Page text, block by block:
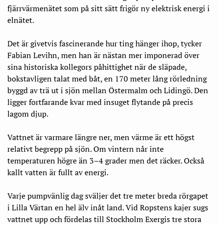
fjärrvärmenätet som på sitt sätt frigör ny elektrisk energi i
elnätet.
Det är givetvis fascinerande hur ting hänger ihop, tycker
Fabian Levihn, men han är nästan mer imponerad över
sina historiska kollegors påhittighet när de släpade,
bokstavligen talat med båt, en 170 meter lång rörledning
byggd av trä ut i sjön mellan Östermalm och Lidingö. Den
ligger fortfarande kvar med insuget flytande på precis
lagom djup.
Vattnet är varmare längre ner, men värme är ett högst
relativt begrepp på sjön. Om vintern når inte
temperaturen högre än 3–4 grader men det räcker. Också
kallt vatten är fullt av energi.
Varje pumpvänlig dag sväljer det tre meter breda rörgapet
i Lilla Värtan en hel älv inåt land. Vid Ropstens kajer sugs
vattnet upp och fördelas till Stockholm Exergis tre stora